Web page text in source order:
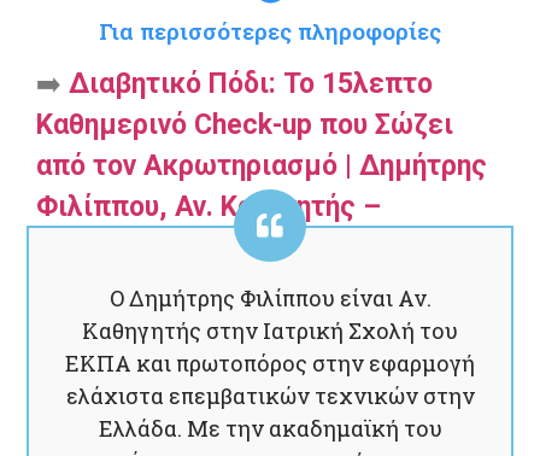
Για περισσότερες πληροφορίες
➡️ Διαβητικό Πόδι: Το 15λεπτο
Καθημερινό Check-up που Σώζει
από τον Ακρωτηριασμό | Δημήτρης
Φιλίππου, Αν. Καθηγητής –
Ο Δημήτρης Φιλίππου είναι Αν.
Καθηγητής στην Ιατρική Σχολή του
ΕΚΠΑ και πρωτοπόρος στην εφαρμογή
ελάχιστα επεμβατικών τεχνικών στην
Ελλάδα. Με την ακαδημαϊκή του